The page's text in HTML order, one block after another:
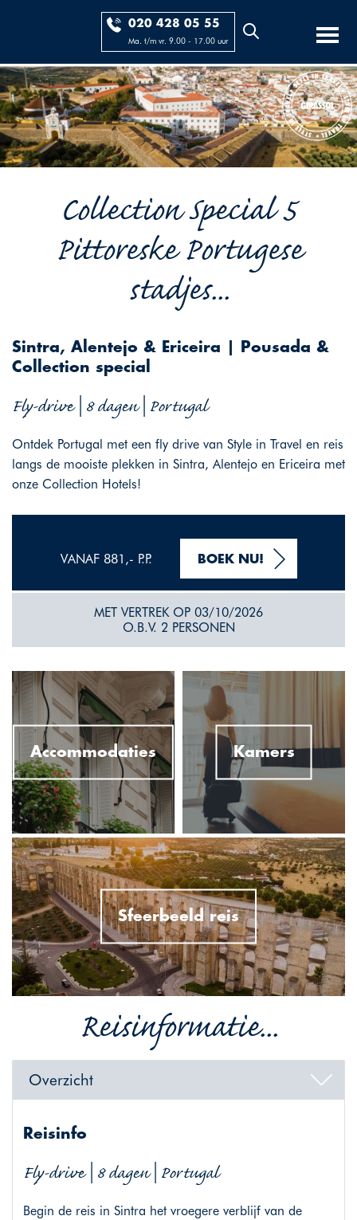
020 428 05 55
Ma. t/m vr. 9.00 - 17.00 uur
Collection Special 5
Pittoreske Portugese
stadjes...
Sintra, Alentejo & Ericeira | Pousada &
Collection special
Fly-drive | 8 dagen | Portugal
Ontdek Portugal met een fly drive van Style in Travel en reis
langs de mooiste plekken in Sintra, Alentejo en Ericeira met
onze Collection Hotels!
VANAF 881,- P.P. BOEK NU!
MET VERTREK OP 03/10/2026
O.B.V. 2 PERSONEN
Accommodaties Kamers
Sfeerbeeld reis
Reisinformatie...
Overzicht
Reisinfo
Fly-drive | 8 dagen | Portugal
Begin de reis in Sintra het vroegere verblijf van de